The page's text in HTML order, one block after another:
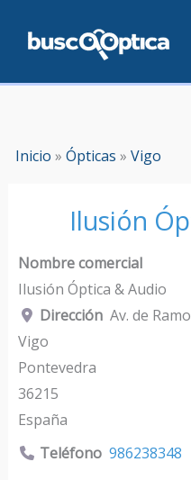
Inicio »Ópticas »Vigo
Ilusión
Nombre comercial
Ilusión Óptica & Audio
Dirección Av. de
Vigo
Pontevedra
36215
España
Teléfono 986238348